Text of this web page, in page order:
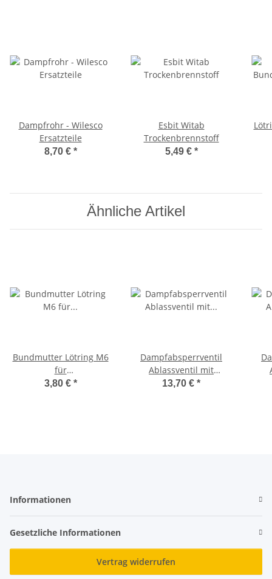
Dampfrohr - Wilesco
Ersatzteile
8,70 € *
Esbit Witab
Trockenbrennstoff
5,49 € *
Ähnliche Artikel
Bundmutter Lötring M6
für
Federsicherheitsventil -
3,80 € *
Dampfabsperrventil
Ablassventil mit
Ventilkörper-Unterteil
13,70 € *
Informationen
Gesetzliche Informationen
Vertrag widerrufen